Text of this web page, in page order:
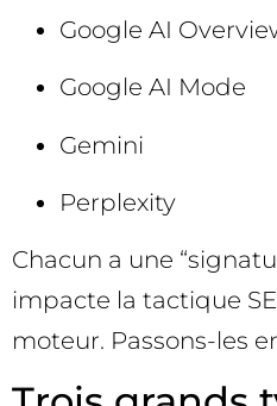
Google AI
Google AI Mode
Gemini
Perplexity
Chacun a une
impacte la tactique
moteur. Passons-les